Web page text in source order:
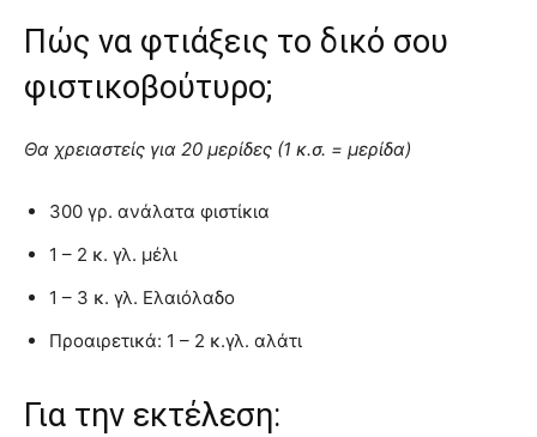
Πώς να φτιάξεις το δικό σου
φιστικοβούτυρο;
Θα χρειαστείς για 20 μερίδες (1 κ.σ. = μερίδα)
300 γρ. ανάλατα φιστίκια
1 – 2 κ. γλ. μέλι
1 – 3 κ. γλ. Ελαιόλαδο
Προαιρετικά: 1 – 2 κ.γλ. αλάτι
Για την εκτέλεση: